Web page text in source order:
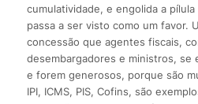
cumulatividade, e engolida a
passa a ser visto como um favor.
concessão que agentes fiscais,
desembargadores e ministros, se
e forem generosos, porque são
IPI, ICMS, PIS, Cofins, são